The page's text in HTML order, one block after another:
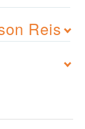
Reis